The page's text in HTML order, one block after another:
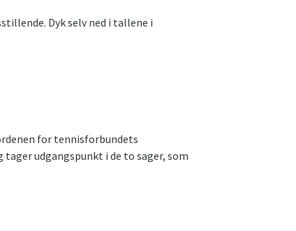
Dyk selv ned i tallene i
for tennisforbundets
udgangspunkt i de to sager, som